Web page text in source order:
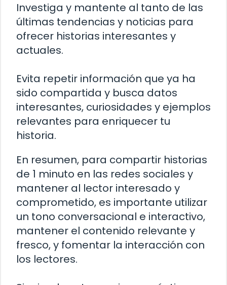
Investiga y mantente al tanto de las
últimas tendencias y noticias para
ofrecer historias interesantes y
actuales.
Evita repetir información que ya ha
sido compartida y busca datos
interesantes, curiosidades y ejemplos
relevantes para enriquecer tu
historia.
En resumen, para compartir historias
de 1 minuto en las redes sociales y
mantener al lector interesado y
comprometido, es importante utilizar
un tono conversacional e interactivo,
mantener el contenido relevante y
fresco, y fomentar la interacción con
los lectores.